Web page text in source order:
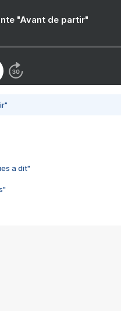
"Avant de partir"
a dit"